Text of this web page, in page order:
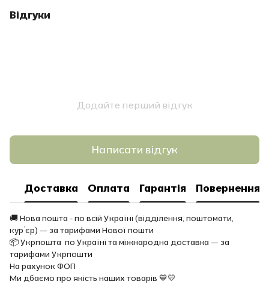
Відгуки
Додайте перший відгук
Написати відгук
Доставка Оплата Гарантія Повернення
🚚 Нова пошта - по всій Україні (відділення, поштомати,
кур’єр) — за тарифами Нової пошти
📦 Укрпошта по Україні та міжнародна доставка — за
тарифами Укрпошти
На рахунок ФОП
Ми дбаємо про якість наших товарів 💙💛